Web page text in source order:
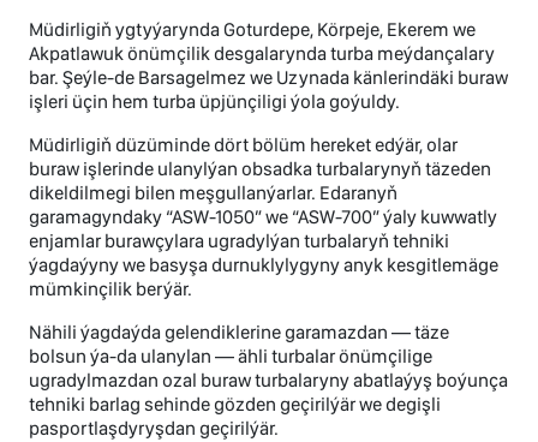
Müdirligiň ygtyýarynda Goturdepe, Körpeje, Ekerem we
Akpatlawuk önümçilik desgalarynda turba meýdançalary
bar. Şeýle-de Barsagelmez we Uzynada känlerindäki buraw
işleri üçin hem turba üpjünçiligi ýola goýuldy.
Müdirligiň düzüminde dört bölüm hereket edýär, olar
buraw işlerinde ulanylýan obsadka turbalarynyň täzeden
dikeldilmegi bilen meşgullanýarlar. Edaranyň
garamagyndaky “ASW-1050” we “ASW-700” ýaly kuwwatly
enjamlar burawçylara ugradylýan turbalaryň tehniki
ýagdaýyny we basyşa durnuklylygyny anyk kesgitlemäge
mümkinçilik berýär.
Nähili ýagdaýda gelendiklerine garamazdan — täze
bolsun ýa-da ulanylan — ähli turbalar önümçilige
ugradylmazdan ozal buraw turbalaryny abatlaýyş boýunça
tehniki barlag sehinde gözden geçirilýär we degişli
pasportlaşdyryşdan geçirilýär.